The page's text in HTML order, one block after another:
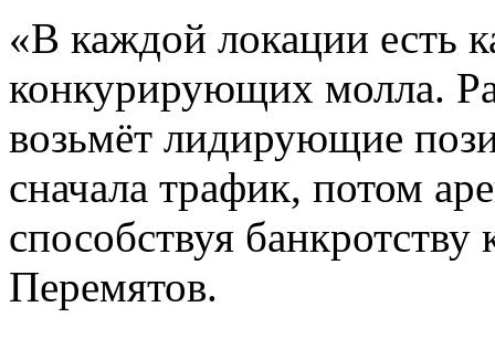
«В каждой локации есть
конкурирующих молла.
возьмёт лидирующие
сначала трафик, потом
способствуя
Перемятов.